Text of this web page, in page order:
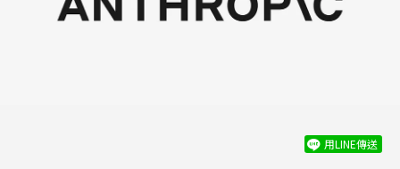
用LINE傳送